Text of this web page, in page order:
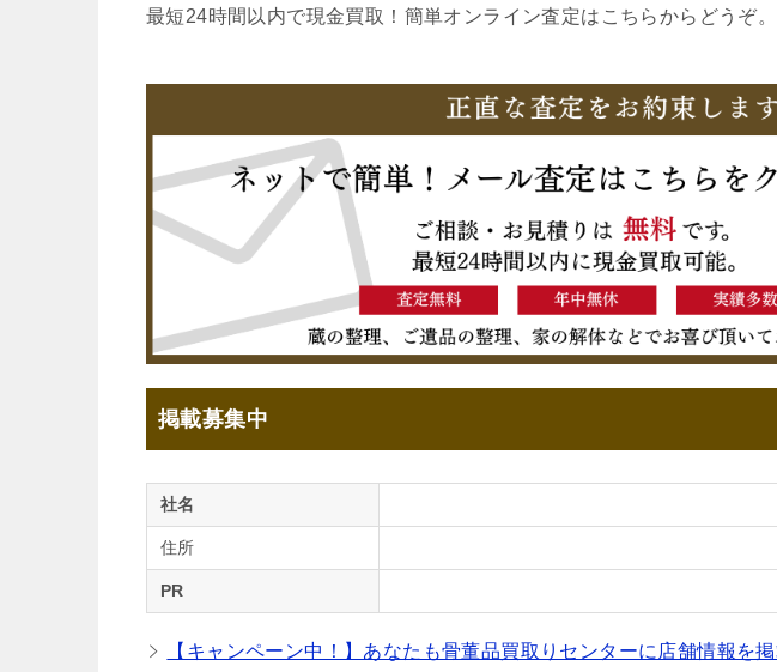
最短24時間以内で現金買取！簡単オンライン査定はこちらからどうぞ。
掲載募集中
社名
住所
PR
【キャンペーン中！】あなたも骨董品買取りセンターに店舗情報を